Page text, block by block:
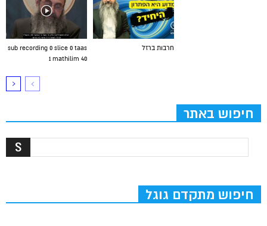
sub recording 0 slice 0 taas
1 mathilim 40
חרבות ברזל
חיפוש באתר
חיפוש מתקדם גוגל